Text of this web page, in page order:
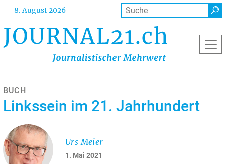
Direkt
Inhalt
8. August 2026 Suche
BUCH
Linkssein im 21. Jahrhundert
1. Mai 2021
Urs Meier